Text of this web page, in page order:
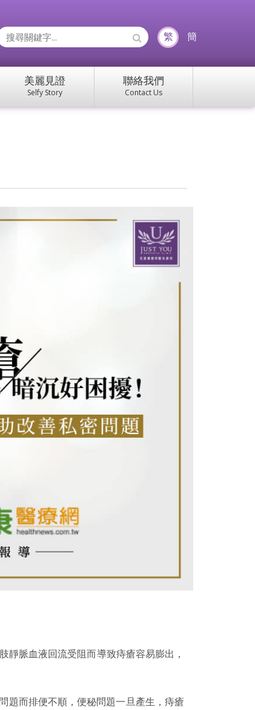
Icons:
繁 簡
美麗見證
Selfy Story
聯絡我們
Contact Us
脈血液回流受阻而導致痔瘡容易膨出，
題而排便不順，便秘問題一旦產生，痔瘡